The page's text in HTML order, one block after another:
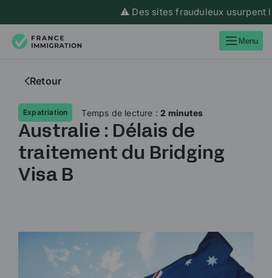
⚠️ Des sites frauduleux usurpent
Menu
Retour
Expatriation Temps de lecture :2 minutes
Australie : Délais de
traitement du Bridging
Visa B